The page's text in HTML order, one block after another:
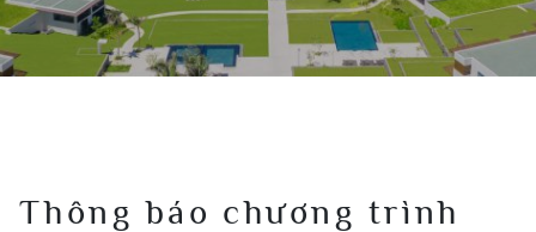
Thông báo chương trình